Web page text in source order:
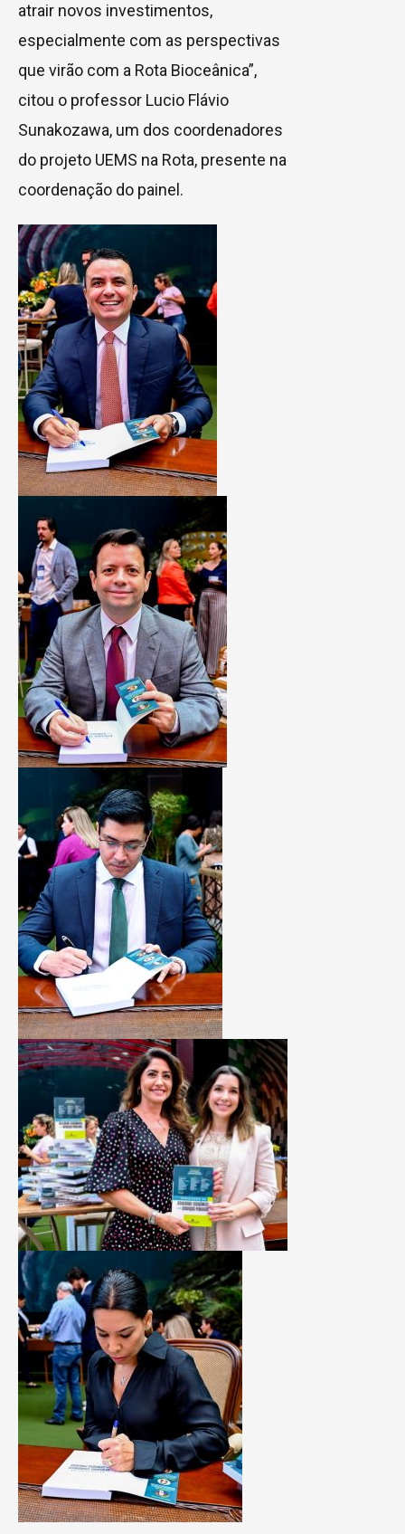
atrair novos investimentos,
especialmente com as perspectivas
que virão com a Rota Bioceânica”,
citou o professor Lucio Flávio
Sunakozawa, um dos coordenadores
do projeto UEMS na Rota, presente na
coordenação do painel.